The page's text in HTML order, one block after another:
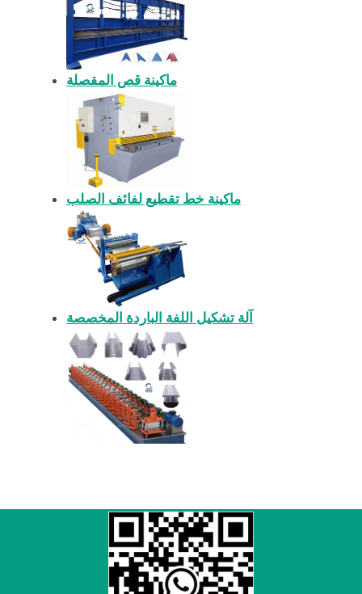
ماكينة قص المقصلة
ماكينة خط تقطيع لفائف الصلب
آلة تشكيل اللفة الباردة المخصصة